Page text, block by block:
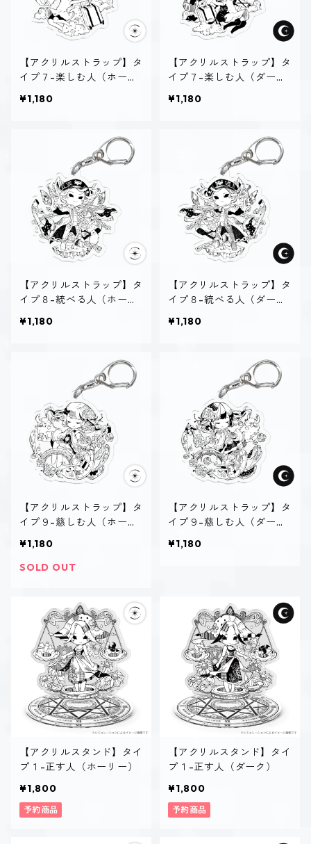
【アクリルストラップ】タ
イプ７-楽しむ人（ホーリ
¥1,180
【アクリルストラップ】タ
イプ７-楽しむ人（ダー
¥1,180
【アクリルストラップ】タ
イプ８-統べる人（ホーリ
¥1,180
【アクリルストラップ】タ
イプ８-統べる人（ダー
¥1,180
【アクリルストラップ】タ
イプ９-慈しむ人（ホーリ
¥1,180
SOLD OUT
【アクリルストラップ】タ
イプ９-慈しむ人（ダー
¥1,180
【アクリルスタンド】タイ
プ１-正す人（ホーリー）
¥1,800
予約商品
【アクリルスタンド】タイ
プ１-正す人（ダーク）
¥1,800
予約商品